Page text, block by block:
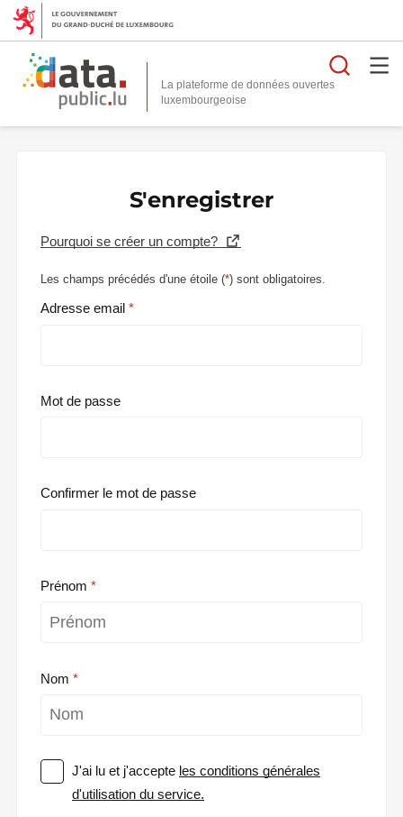
La plateforme de données ouvertes
S'enregistrer
Pourquoi se créer un compte?
Les champs précédés d'une étoile (*) sont obligatoires.
Adresse email
Mot de passe
Confirmer le mot de passe
Prénom
Nom
J'ai lu et j'accepte les conditions générales
d'utilisation du service.